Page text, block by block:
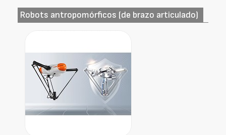
Robots antropomórficos (de brazo articulado)